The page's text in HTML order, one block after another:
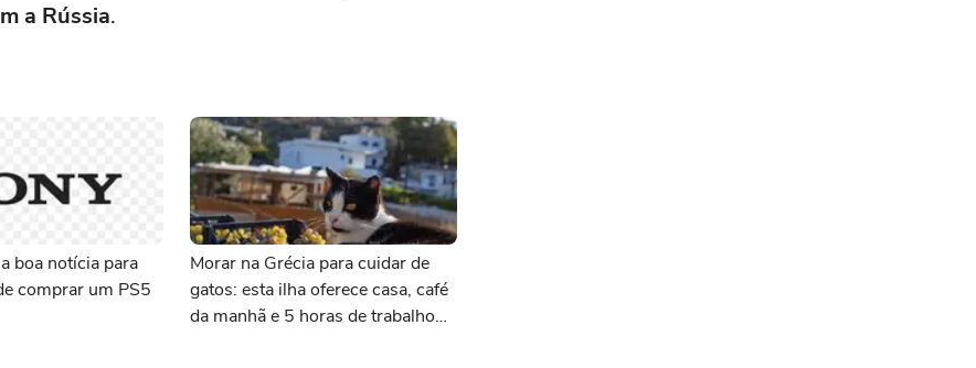
a Rússia.
boa notícia para
comprar um PS5
Morar na Grécia para cuidar de
gatos: esta ilha oferece casa, café
da manhã e 5 horas de trabalho